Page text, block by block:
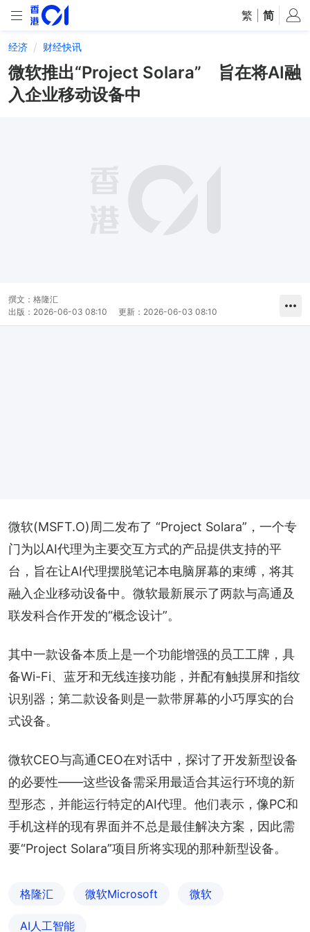
繁 简
经济 财经快讯
微软推出“Project Solara” 旨在将AI融
入企业移动设备中
撰文： 格隆汇
出版： 2026-06-03 08:10 更新： 2026-06-03 08:10
微软(MSFT.O)周二发布了 “Project Solara”，一个专
门为以AI代理为主要交互方式的产品提供支持的平
台，旨在让AI代理摆脱笔记本电脑屏幕的束缚，将其
融入企业移动设备中。微软最新展示了两款与高通及
联发科合作开发的“概念设计”。
其中一款设备本质上是一个功能增强的员工工牌，具
备Wi-Fi、蓝牙和无线连接功能，并配有触摸屏和指纹
识别器；第二款设备则是一款带屏幕的小巧厚实的台
式设备。
微软CEO与高通CEO在对话中，探讨了开发新型设备
的必要性——这些设备需采用最适合其运行环境的新
型形态，并能运行特定的AI代理。他们表示，像PC和
手机这样的现有界面并不总是最佳解决方案，因此需
要“Project Solara”项目所将实现的那种新型设备。
格隆汇 微软Microsoft 微软
AI人工智能